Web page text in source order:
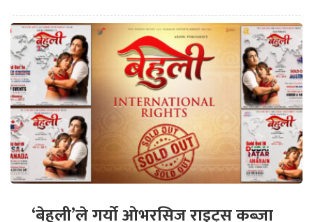
‘बेहुली’ले गर्यो ओभरसिज राइट्स कब्जा